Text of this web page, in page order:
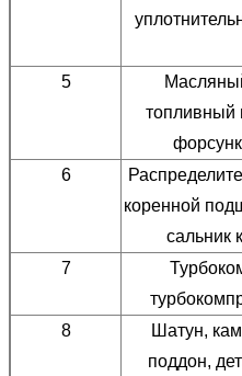
5
топливный
6
коренной
сальник
7
8
Шатун,
поддон,